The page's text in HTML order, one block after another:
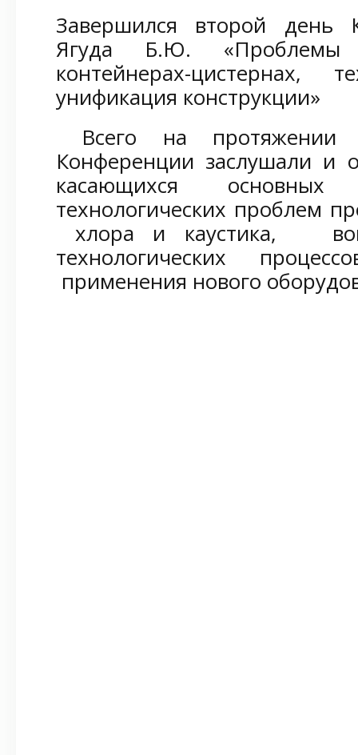
Завершился второй день
Ягуда Б.Ю. «Проблемы
контейнерах-цистернах,
унификация конструкции»
Всего на протяжении
Конференции заслушали и
касающихся
технологических проблем
хлора и каустика,
технологических
применения нового